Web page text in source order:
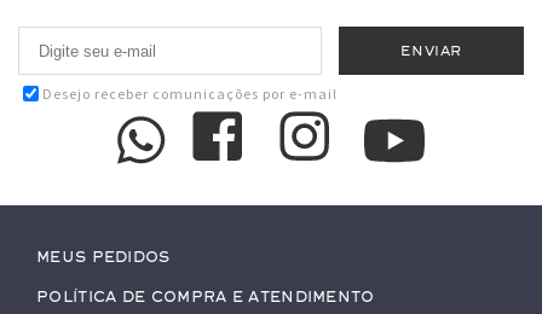
Desejo receber comunicações por e-mail
Meus pedidos
Política de Compra e Atendimento